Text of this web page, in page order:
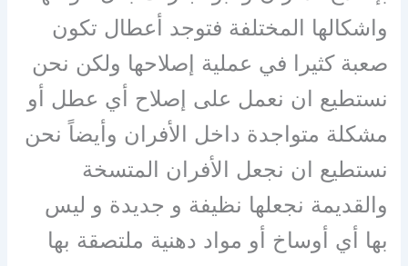
واشكالها المختلفة فتوجد أعطال تكون
صعبة كثيرا في عملية إصلاحها ولكن نحن
نستطيع ان نعمل على إصلاح أي عطل أو
مشكلة متواجدة داخل الأفران وأيضاً نحن
نستطيع ان نجعل الأفران المتسخة
والقديمة نجعلها نظيفة و جديدة و ليس
بها أي أوساخ أو مواد دهنية ملتصقة بها